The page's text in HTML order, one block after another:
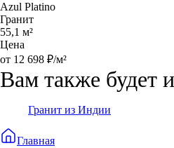
Azul Platino
Гранит
55,1 м²
Цена
от 12 698 ₽/м²
Вам также будет
Гранит из Индии
Главная